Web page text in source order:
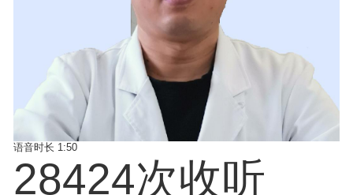
语音时长 1:50
28424次收听